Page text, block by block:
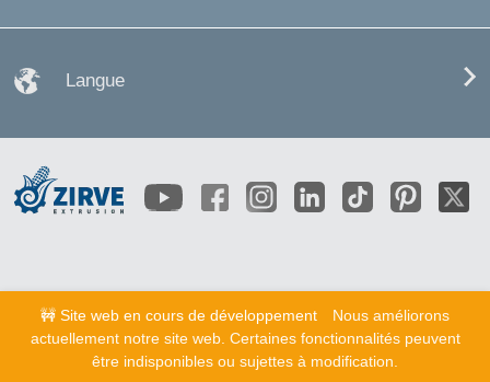
🚧 Site web en cours de développement
Nous améliorons
actuellement notre site web. Certaines fonctionnalités peuvent
être indisponibles ou sujettes à modification.
Langue